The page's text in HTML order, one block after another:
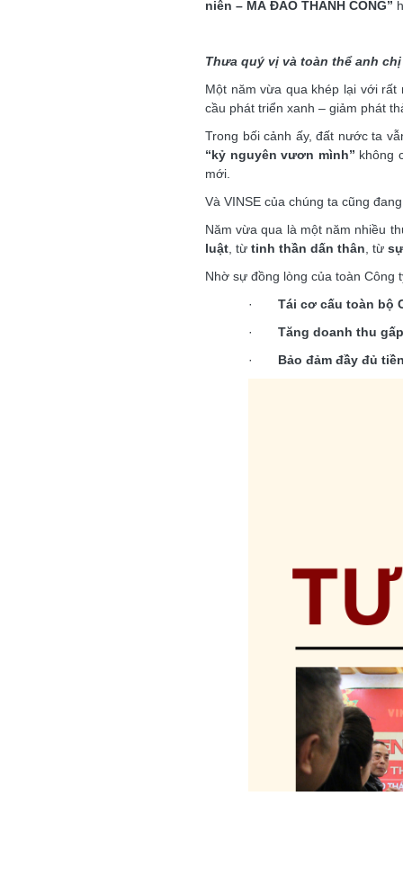
niên – MÃ ĐÁO THÀNH CÔNG”
Thưa quý vị và toàn thể anh chị
Một năm vừa qua khép lại với
cầu phát triển xanh – giảm phát
Trong bối cảnh ấy, đất nước ta
“kỷ nguyên vươn mình” không
mới.
Và VINSE của chúng ta cũng
Năm vừa qua là một năm nhiều
luật , từ tinh thần dấn thân , từ
Nhờ sự đồng lòng của toàn Công
· Tái cơ cấu toàn bộ
· Tăng doanh thu
· Bảo đảm đầy đủ